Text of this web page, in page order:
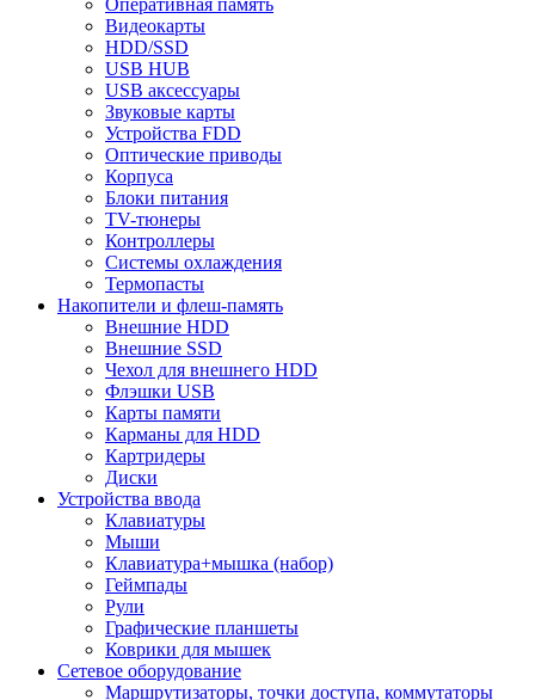
Оперативная память
Видеокарты
HDD/SSD
USB HUB
USB аксессуары
Звуковые карты
Устройства FDD
Оптические приводы
Корпуса
Блоки питания
TV-тюнеры
Контроллеры
Системы охлаждения
Термопасты
Накопители и флеш-память
Внешние HDD
Внешние SSD
Чехол для внешнего HDD
Флэшки USB
Карты памяти
Карманы для HDD
Картридеры
Диски
Устройства ввода
Клавиатуры
Мыши
Клавиатура+мышка (набор)
Геймпады
Рули
Графические планшеты
Коврики для мышек
Сетевое оборудование
Маршрутизаторы, точки доступа, коммутаторы